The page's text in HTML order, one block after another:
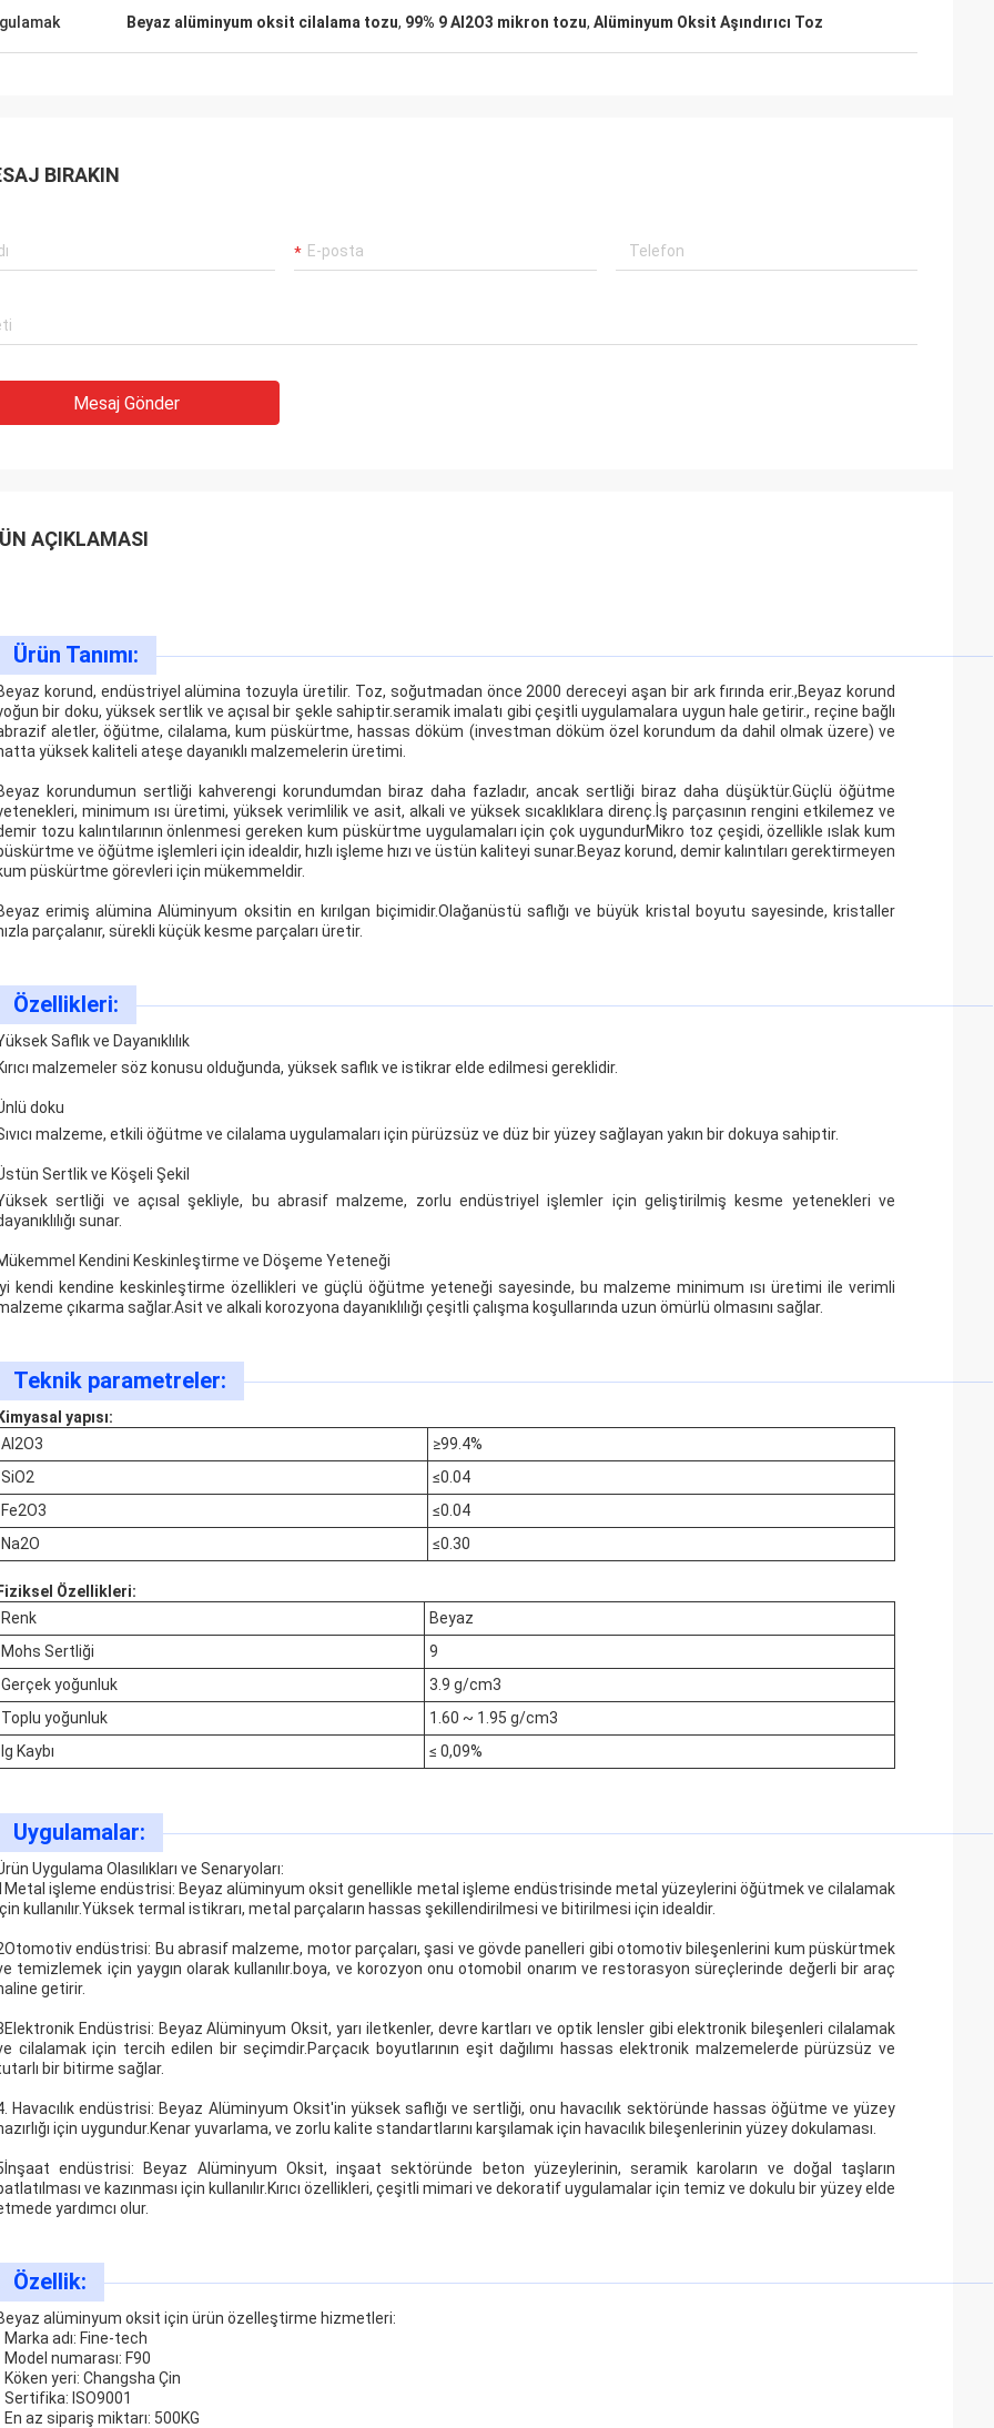
Beyaz alüminyum oksit cilalama tozu, 99% 9 Al2O3 mikron tozu, Alüminyum Oksit Aşındırıcı Toz
BIRAKIN
Mesaj Gönder
AÇIKLAMASI
Ürün Tanımı:
korund, endüstriyel alümina tozuyla üretilir. Toz, soğutmadan önce 2000 dereceyi aşan bir ark fırında erir.,Beyaz korund
bir doku, yüksek sertlik ve açısal bir şekle sahiptir.seramik imalatı gibi çeşitli uygulamalara uygun hale getirir., reçine bağlı
aletler, öğütme, cilalama, kum püskürtme, hassas döküm (investman döküm özel korundum da dahil olmak üzere) ve
yüksek kaliteli ateşe dayanıklı malzemelerin üretimi.
korundumun sertliği kahverengi korundumdan biraz daha fazladır, ancak sertliği biraz daha düşüktür.Güçlü öğütme
minimum ısı üretimi, yüksek verimlilik ve asit, alkali ve yüksek sıcaklıklara direnç.İş parçasının rengini etkilemez ve
tozu kalıntılarının önlenmesi gereken kum püskürtme uygulamaları için çok uygundurMikro toz çeşidi, özellikle ıslak kum
ve öğütme işlemleri için idealdir, hızlı işleme hızı ve üstün kaliteyi sunar.Beyaz korund, demir kalıntıları gerektirmeyen
püskürtme görevleri için mükemmeldir.
erimiş alümina Alüminyum oksitin en kırılgan biçimidir.Olağanüstü saflığı ve büyük kristal boyutu sayesinde, kristaller
parçalanır, sürekli küçük kesme parçaları üretir.
Özellikleri:
Saflık ve Dayanıklılık
malzemeler söz konusu olduğunda, yüksek saflık ve istikrar elde edilmesi gereklidir.
doku
malzeme, etkili öğütme ve cilalama uygulamaları için pürüzsüz ve düz bir yüzey sağlayan yakın bir dokuya sahiptir.
Sertlik ve Köşeli Şekil
sertliği ve açısal şekliyle, bu abrasif malzeme, zorlu endüstriyel işlemler için geliştirilmiş kesme yetenekleri ve
sunar.
Kendini Keskinleştirme ve Döşeme Yeteneği
kendi kendine keskinleştirme özellikleri ve güçlü öğütme yeteneği sayesinde, bu malzeme minimum ısı üretimi ile verimli
çıkarma sağlar.Asit ve alkali korozyona dayanıklılığı çeşitli çalışma koşullarında uzun ömürlü olmasını sağlar.
Teknik parametreler:
yapısı:
Al2O3
≥99.4%
SiO2
≤0.04
Fe2O3
≤0.04
Na2O
≤0.30
Özellikleri:
Renk
Beyaz
Mohs Sertliği
9
Gerçek yoğunluk
3.9 g/cm3
Toplu yoğunluk
1.60 ~ 1.95 g/cm3
Ig Kaybı
≤ 0,09%
Uygulamalar:
Uygulama Olasılıkları ve Senaryoları:
işleme endüstrisi: Beyaz alüminyum oksit genellikle metal işleme endüstrisinde metal yüzeylerini öğütmek ve cilalamak
kullanılır.Yüksek termal istikrarı, metal parçaların hassas şekillendirilmesi ve bitirilmesi için idealdir.
endüstrisi: Bu abrasif malzeme, motor parçaları, şasi ve gövde panelleri gibi otomotiv bileşenlerini kum püskürtmek
temizlemek için yaygın olarak kullanılır.boya, ve korozyon onu otomobil onarım ve restorasyon süreçlerinde değerli bir araç
getirir.
Endüstrisi: Beyaz Alüminyum Oksit, yarı iletkenler, devre kartları ve optik lensler gibi elektronik bileşenleri cilalamak
cilalamak için tercih edilen bir seçimdir.Parçacık boyutlarının eşit dağılımı hassas elektronik malzemelerde pürüzsüz ve
bir bitirme sağlar.
Havacılık endüstrisi: Beyaz Alüminyum Oksit'in yüksek saflığı ve sertliği, onu havacılık sektöründe hassas öğütme ve yüzey
için uygundur.Kenar yuvarlama, ve zorlu kalite standartlarını karşılamak için havacılık bileşenlerinin yüzey dokulaması.
endüstrisi: Beyaz Alüminyum Oksit, inşaat sektöründe beton yüzeylerinin, seramik karoların ve doğal taşların
ve kazınması için kullanılır.Kırıcı özellikleri, çeşitli mimari ve dekoratif uygulamalar için temiz ve dokulu bir yüzey elde
yardımcı olur.
Özellik:
alüminyum oksit için ürün özelleştirme hizmetleri:
Marka adı: Fine-tech
Model numarası: F90
Köken yeri: Changsha Çin
Sertifika: ISO9001
En az sipariş miktarı: 500KG